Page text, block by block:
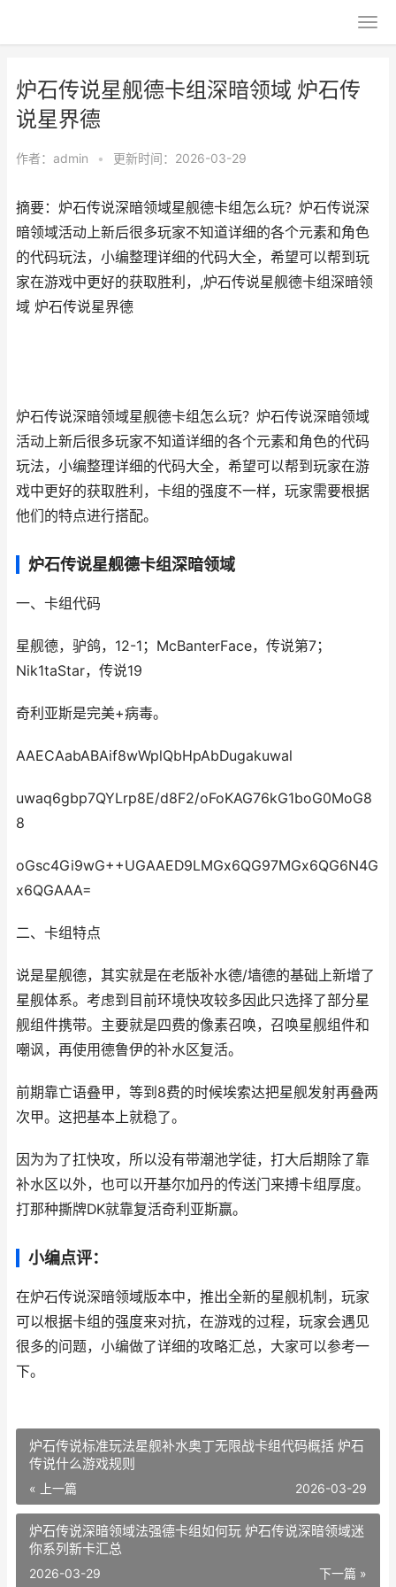
炉石传说星舰德卡组深暗领域 炉石传
说星界德
作者： admin • 更新时间：2026-03-29
摘要：炉石传说深暗领域星舰德卡组怎么玩？炉石传说深
暗领域活动上新后很多玩家不知道详细的各个元素和角色
的代码玩法，小编整理详细的代码大全，希望可以帮到玩
家在游戏中更好的获取胜利，,炉石传说星舰德卡组深暗领
域 炉石传说星界德
炉石传说深暗领域星舰德卡组怎么玩？炉石传说深暗领域
活动上新后很多玩家不知道详细的各个元素和角色的代码
玩法，小编整理详细的代码大全，希望可以帮到玩家在游
戏中更好的获取胜利，卡组的强度不一样，玩家需要根据
他们的特点进行搭配。
炉石传说星舰德卡组深暗领域
一、卡组代码
星舰德，驴鸽，12-1；McBanterFace，传说第7；
Nik1taStar，传说19
奇利亚斯是完美+病毒。
AAECAabABAif8wWplQbHpAbDugakuwal
uwaq6gbp7QYLrp8E/d8F2/oFoKAG76kG1boG0MoG8
8
oGsc4Gi9wG++UGAAED9LMGx6QG97MGx6QG6N4G
x6QGAAA=
二、卡组特点
说是星舰德，其实就是在老版补水德/墙德的基础上新增了
星舰体系。考虑到目前环境快攻较多因此只选择了部分星
舰组件携带。主要就是四费的像素召唤，召唤星舰组件和
嘲讽，再使用德鲁伊的补水区复活。
前期靠亡语叠甲，等到8费的时候埃索达把星舰发射再叠两
次甲。这把基本上就稳了。
因为为了扛快攻，所以没有带潮池学徒，打大后期除了靠
补水区以外，也可以开基尔加丹的传送门来搏卡组厚度。
打那种撕牌DK就靠复活奇利亚斯赢。
小编点评：
在炉石传说深暗领域版本中，推出全新的星舰机制，玩家
可以根据卡组的强度来对抗，在游戏的过程，玩家会遇见
很多的问题，小编做了详细的攻略汇总，大家可以参考一
下。
炉石传说标准玩法星舰补水奥丁无限战卡组代码概括 炉石
传说什么游戏规则
« 上一篇 2026-03-29
炉石传说深暗领域法强德卡组如何玩 炉石传说深暗领域迷
你系列新卡汇总
下一篇 »
2026-03-29